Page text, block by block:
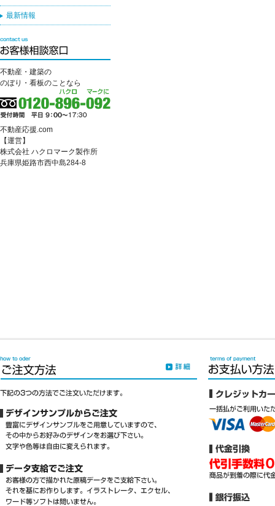
最新情報
不動産・建築の
のぼり・看板のことなら
不動産応援.com
【運営】
株式会社 ハクロマーク製作所
兵庫県姫路市西中島284-8